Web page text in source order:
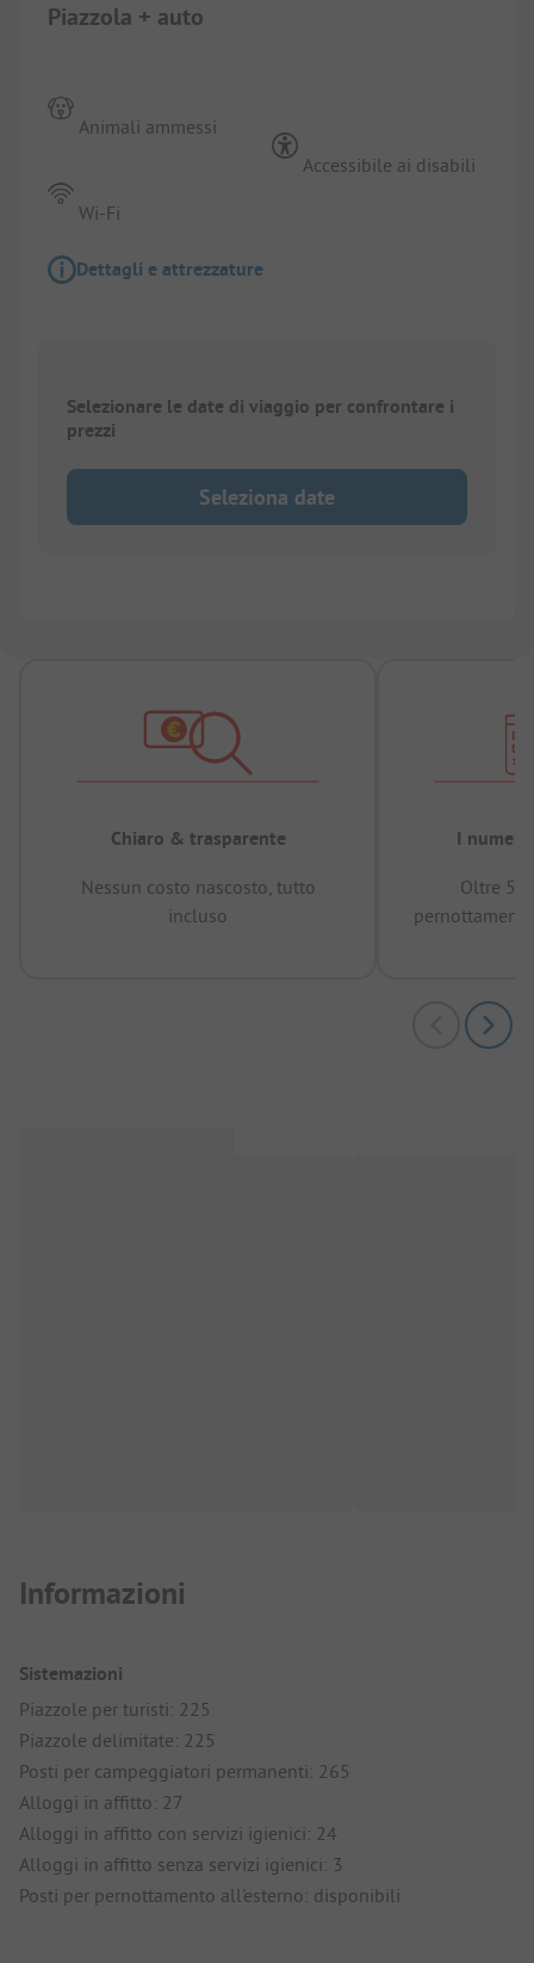
Piazzola + auto
Animali ammessi
Wi-Fi
Accessibile ai disabili
Dettagli e attrezzature
Selezionare le date di viaggio per confrontare i
prezzi
Seleziona date
Chiaro & trasparente
Nessun costo nascosto, tutto
incluso
I numeri
Oltre
Informazioni
Sistemazioni
Piazzole per turisti: 225
Piazzole delimitate: 225
Posti per campeggiatori permanenti: 265
Alloggi in affitto: 27
Alloggi in affitto con servizi igienici: 24
Alloggi in affitto senza servizi igienici: 3
Posti per pernottamento all'esterno: disponibili